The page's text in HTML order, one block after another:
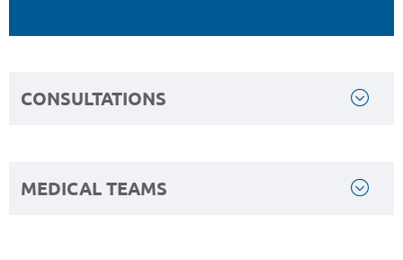
CONSULTATIONS
MEDICAL TEAMS